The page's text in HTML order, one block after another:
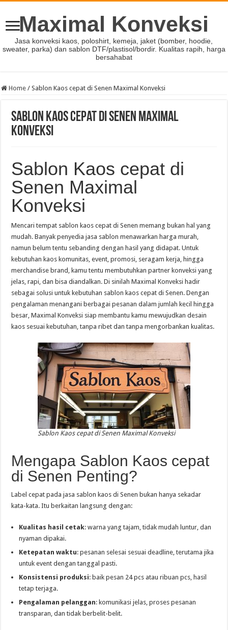
Maximal Konveksi
Jasa konveksi kaos, poloshirt, kemeja, jaket (bomber, hoodie,
sweater, parka) dan sablon DTF/plastisol/bordir. Kualitas rapih, harga
bersahabat
Home / Sablon Kaos cepat di Senen Maximal Konveksi
Sablon Kaos cepat di Senen Maximal
Konveksi
Sablon Kaos cepat di
Senen Maximal
Konveksi
Mencari tempat sablon kaos cepat di Senen memang bukan hal yang
mudah. Banyak penyedia jasa sablon menawarkan harga murah,
namun belum tentu sebanding dengan hasil yang didapat. Untuk
kebutuhan kaos komunitas, event, promosi, seragam kerja, hingga
merchandise brand, kamu tentu membutuhkan partner konveksi yang
jelas, rapi, dan bisa diandalkan. Di sinilah Maximal Konveksi hadir
sebagai solusi untuk kebutuhan sablon kaos cepat di Senen. Dengan
pengalaman menangani berbagai pesanan dalam jumlah kecil hingga
besar, Maximal Konveksi siap membantu kamu mewujudkan desain
kaos sesuai kebutuhan, tanpa ribet dan tanpa mengorbankan kualitas.
Sablon Kaos cepat di Senen Maximal Konveksi
Mengapa Sablon Kaos cepat
di Senen Penting?
Label cepat pada jasa sablon kaos di Senen bukan hanya sekadar
kata-kata. Itu berkaitan langsung dengan:
Kualitas hasil cetak: warna yang tajam, tidak mudah luntur, dan
nyaman dipakai.
Ketepatan waktu: pesanan selesai sesuai deadline, terutama jika
untuk event dengan tanggal pasti.
Konsistensi produksi: baik pesan 24 pcs atau ribuan pcs, hasil
tetap terjaga.
Pengalaman pelanggan: komunikasi jelas, proses pesanan
transparan, dan tidak berbelit-belit.